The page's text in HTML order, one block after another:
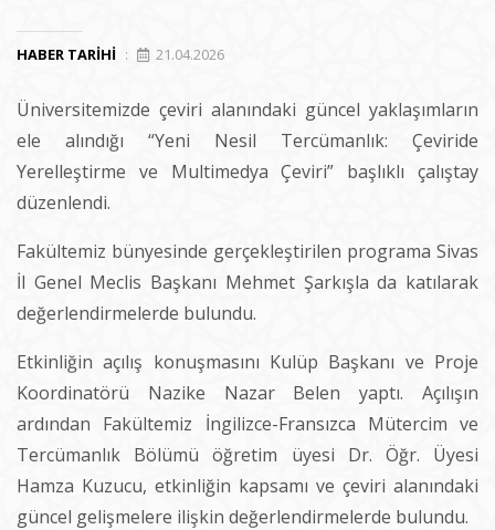
HABER TARIHI : 21.04.2026
Üniversitemizde çeviri alanındaki güncel yaklaşımların
ele alındığı “Yeni Nesil Tercümanlık: Çeviride
Yerelleştirme ve Multimedya Çeviri” başlıklı çalıştay
düzenlendi.
Fakültemiz bünyesinde gerçekleştirilen programa Sivas
İl Genel Meclis Başkanı Mehmet Şarkışla da katılarak
değerlendirmelerde bulundu.
Etkinliğin açılış konuşmasını Kulüp Başkanı ve Proje
Koordinatörü Nazike Nazar Belen yaptı. Açılışın
ardından Fakültemiz İngilizce-Fransızca Mütercim ve
Tercümanlık Bölümü öğretim üyesi Dr. Öğr. Üyesi
Hamza Kuzucu, etkinliğin kapsamı ve çeviri alanındaki
güncel gelişmelere ilişkin değerlendirmelerde bulundu.